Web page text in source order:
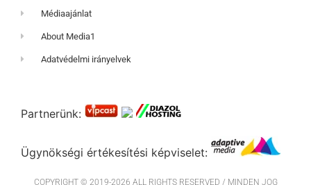
Médiaajánlat
About Media1
Adatvédelmi irányelvek
Partnerünk:
Ügynökségi értékesítési képviselet:
COPYRIGHT © 2019-2026 ALL RIGHTS RESERVED / MINDEN JOG